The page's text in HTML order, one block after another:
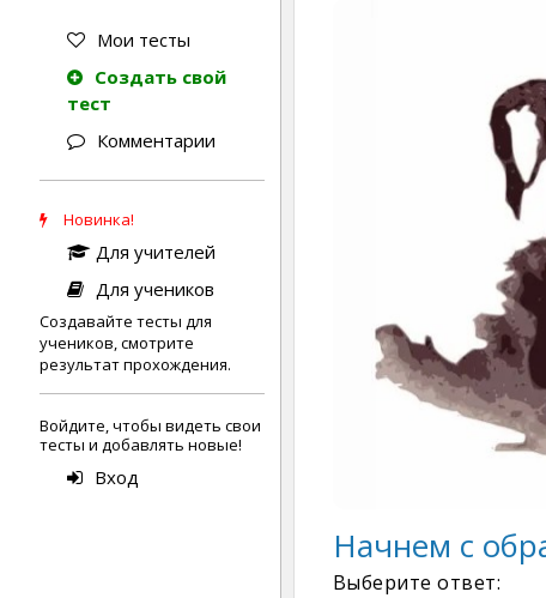
Мои тесты
Создать свой
тест
Комментарии
Новинка!
Для учителей
Для учеников
Создавайте тесты для
учеников, смотрите
результат прохождения.
Войдите, чтобы видеть свои
тесты и добавлять новые!
Вход
Начнем с
Выберите ответ: